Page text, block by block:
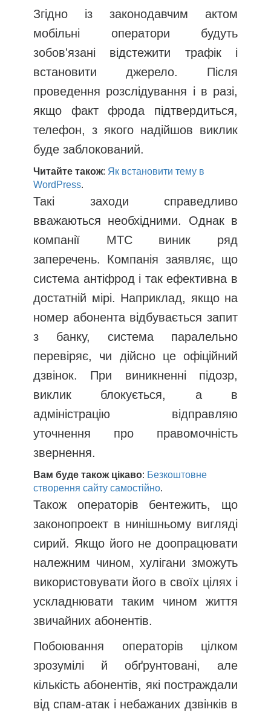
Згідно із законодавчим актом
мобільні оператори будуть
зобов'язані відстежити трафік і
встановити джерело. Після
проведення розслідування і в разі,
якщо факт фрода підтвердиться,
телефон, з якого надійшов виклик
буде заблокований.
Читайте також: Як встановити тему в
WordPress.
Такі заходи справедливо
вважаються необхідними. Однак в
компанії МТС виник ряд
заперечень. Компанія заявляє, що
система антіфрод і так ефективна в
достатній мірі. Наприклад, якщо на
номер абонента відбувається запит
з банку, система паралельно
перевіряє, чи дійсно це офіційний
дзвінок. При виникненні підозр,
виклик блокується, а в
адміністрацію відправляю
уточнення про правомочність
звернення.
Вам буде також цікаво: Безкоштовне
створення сайту самостійно.
Також операторів бентежить, що
законопроект в нинішньому вигляді
сирий. Якщо його не доопрацювати
належним чином, хулігани зможуть
використовувати його в своїх цілях і
ускладнювати таким чином життя
звичайних абонентів.
Побоювання операторів цілком
зрозумілі й обґрунтовані, але
кількість абонентів, які постраждали
від спам-атак і небажаних дзвінків в